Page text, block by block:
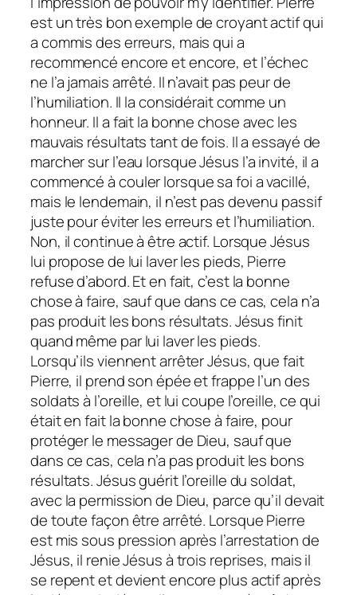
est un très bon exemple de croyant actif qui
a commis des erreurs, mais qui a
recommencé encore et encore, et l’échec
ne l’a jamais arrêté. Il n’avait pas peur de
l’humiliation. Il la considérait comme un
honneur. Il a fait la bonne chose avec les
mauvais résultats tant de fois. Il a essayé de
marcher sur l’eau lorsque Jésus l’a invité, il a
commencé à couler lorsque sa foi a vacillé,
mais le lendemain, il n’est pas devenu passif
juste pour éviter les erreurs et l’humiliation.
Non, il continue à être actif. Lorsque Jésus
lui propose de lui laver les pieds, Pierre
refuse d’abord. Et en fait, c’est la bonne
chose à faire, sauf que dans ce cas, cela n’a
pas produit les bons résultats. Jésus finit
quand même par lui laver les pieds.
Lorsqu’ils viennent arrêter Jésus, que fait
Pierre, il prend son épée et frappe l’un des
soldats à l’oreille, et lui coupe l’oreille, ce qui
était en fait la bonne chose à faire, pour
protéger le messager de Dieu, sauf que
dans ce cas, cela n’a pas produit les bons
résultats. Jésus guérit l’oreille du soldat,
avec la permission de Dieu, parce qu’il devait
de toute façon être arrêté. Lorsque Pierre
est mis sous pression après l’arrestation de
Jésus, il renie Jésus à trois reprises, mais il
se repent et devient encore plus actif après